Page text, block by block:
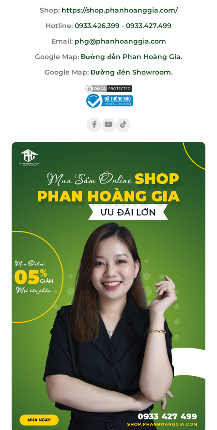
Shop: https://shop.phanhoanggia.com/
Hotline: 0933.426.399 - 0933.427.499
Email: phg@phanhoanggia.com
Google Map: Đường đến Phan Hoàng Gia.
Google Map: Đường đến Showroom.